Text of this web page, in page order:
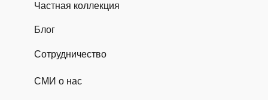
Блог
Частная коллекция
Сотрудничество
СМИ о нас